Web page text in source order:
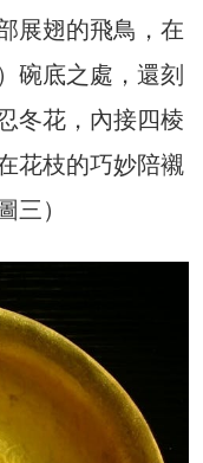
展翅的飛鳥，在
碗底之處，還刻
冬花，內接四棱
花枝的巧妙陪襯
三）